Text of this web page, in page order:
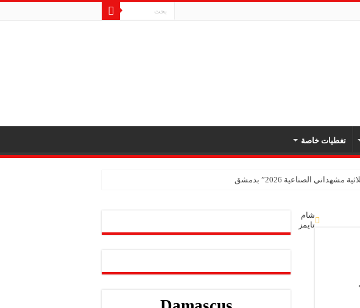
تغطيات خاصة
الصناعية 2026” بدمشق
شام
تايمز